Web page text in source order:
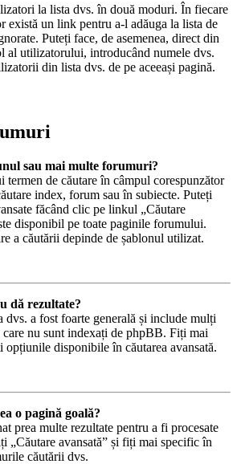
la lista dvs. în două moduri. În fiecare
există un link pentru a-l adăuga la lista de
Puteți face, de asemenea, direct din
al utilizatorului, introducând numele dvs.
din lista dvs. de pe aceeași pagină.
sau mai multe forumuri?
termen de căutare în câmpul corespunzător
index, forum sau în subiecte. Puteți
făcând clic pe linkul „Căutare
disponibil pe toate paginile forumului.
a căutării depinde de șablonul utilizat.
dă rezultate?
dvs. a fost foarte generală și include mulți
nu sunt indexați de phpBB. Fiți mai
disponibile în căutarea avansată.
o pagină goală?
prea multe rezultate pentru a fi procesate
„Căutare avansată” și fiți mai specific în
căutării dvs.